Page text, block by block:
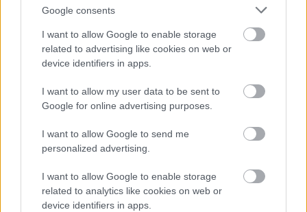
Google consents
I want to allow Google to enable storage
related to advertising like cookies on web or
device identifiers in apps.
I want to allow my user data to be sent to
Google for online advertising purposes.
I want to allow Google to send me
personalized advertising.
I want to allow Google to enable storage
related to analytics like cookies on web or
device identifiers in apps.
Άνευ προηγουμένου τα pre orders του GTA 6